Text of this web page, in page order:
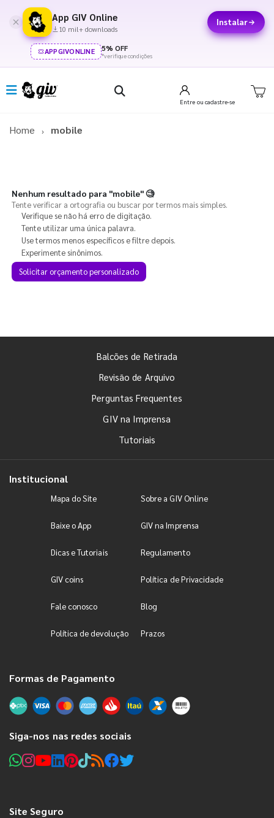
App GIV Online
10 mil+ downloads
Instalar
APPGIVONLINE 5% OFF
*verifique condições
Entre ou cadastre-se
Home mobile
Nenhum resultado para "mobile"🧐
Tente verificar a ortografia ou buscar por termos mais simples.
Verifique se não há erro de digitação.
Tente utilizar uma única palavra.
Use termos menos específicos e filtre depois.
Experimente sinônimos.
Solicitar orçamento personalizado
Balcões de Retirada
Revisão de Arquivo
Perguntas Frequentes
GIV na Imprensa
Tutoriais
Institucional
Mapa do Site Sobre a GIV Online
Baixe o App GIV na Imprensa
Dicas e Tutoriais Regulamento
GIV coins Política de Privacidade
Fale conosco Blog
Política de devolução Prazos
Formas de Pagamento
Siga-nos nas redes sociais
Site Seguro